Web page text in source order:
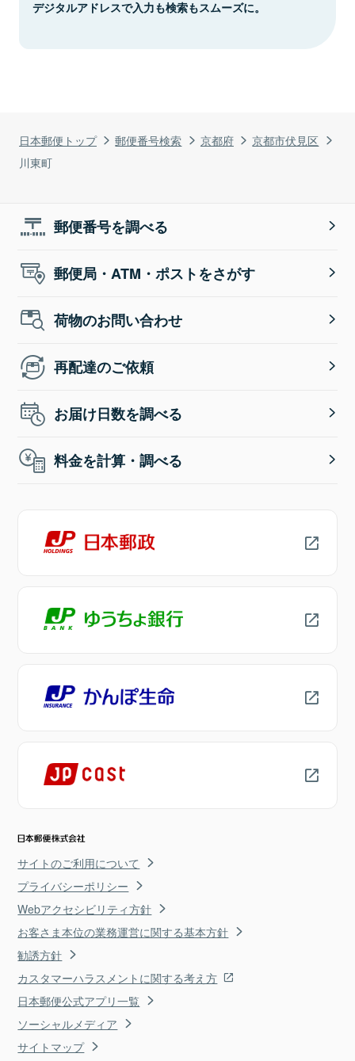
日本郵便トップ 郵便番号検索 京都府
京都市伏見区
川東町
デジタルアドレスで入力も検索もスムーズに。
郵便番号を調べる
郵便局・ATM・ポストをさがす
荷物のお問い合わせ
再配達のご依頼
お届け日数を調べる
料金を計算・調べる
サイトのご利用について
プライバシーポリシー
Webアクセシビリティ方針
お客さま本位の業務運営に関する基本方針
勧誘方針
カスタマーハラスメントに関する考え方
日本郵便公式アプリ一覧
ソーシャルメディア
サイトマップ